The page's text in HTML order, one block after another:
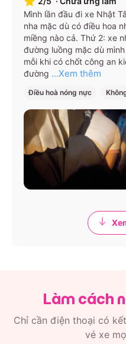
TP. Hồ Chí Minh
Nhà xe phục vụ hành
vé A13 (hoặc 28), số 292
Thạnh. Đây là điểm đón
khách từ TP.HCM di
và miền Trung.
Gia Lai
Tại Pleiku, nhà xe có văn
Pleiku, giúp hành khách
khởi hành một cách
Hệ thống điểm đón trả tại
ứng nhu cầu di chuyển
Bến xe Đắk Hà
Văn phòng Kon Tum:
Mình lần đầu đi xe Nhật
nha mặc dù có điều hoa
miềng nào cả. Thứ 2: xe
đường luồng mặc dù
mỗi khi có chốt công an
đường ...Xem thêm
Điều hoà nóng nực
Làm cách
Chỉ cần điện thoại có
vé xe